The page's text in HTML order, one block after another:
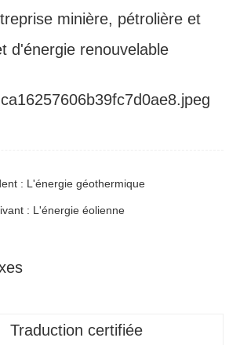
minière, pétrolière et
d'énergie renouvelable
: L'énergie géothermique
: L'énergie éolienne
Traduction certifiée